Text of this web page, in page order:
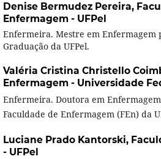
Denise Bermudez Pereira,
Enfermagem - UFPel
Enfermeira. Mestre em Enfermagem
Graduação da UFPel.
Valéria Cristina Christello
Enfermagem - Universidade
Enfermeira. Doutora em
Faculdade de Enfermagem (FEn) da
Luciane Prado Kantorski,
- UFPel